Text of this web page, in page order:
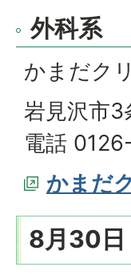
外科系
かまだク
岩見沢市3
電話
かまだ
8月30日